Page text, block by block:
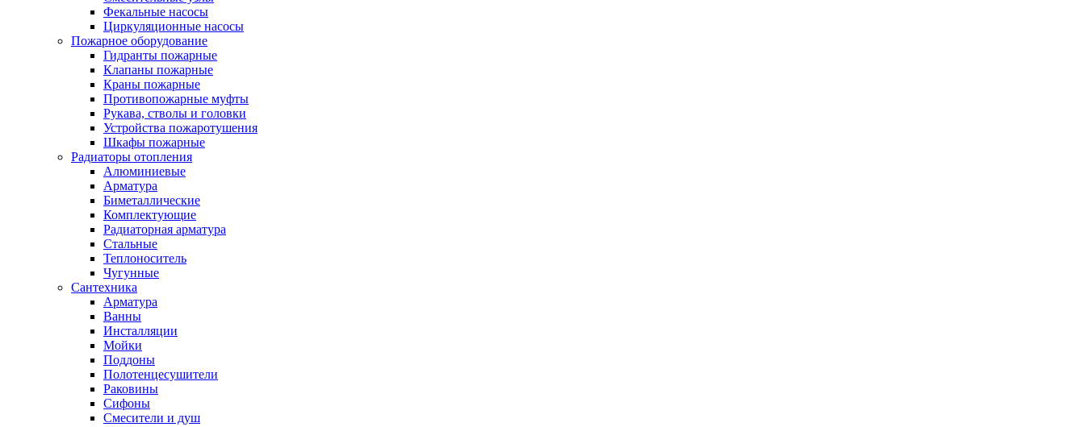
Фекальные насосы
Циркуляционные насосы
Пожарное оборудование
Гидранты пожарные
Клапаны пожарные
Краны пожарные
Противопожарные муфты
Рукава, стволы и головки
Устройства пожаротушения
Шкафы пожарные
Радиаторы отопления
Алюминиевые
Арматура
Биметаллические
Комплектующие
Радиаторная арматура
Стальные
Теплоноситель
Чугунные
Сантехника
Арматура
Ванны
Инсталляции
Мойки
Поддоны
Полотенцесушители
Раковины
Сифоны
Смесители и душ